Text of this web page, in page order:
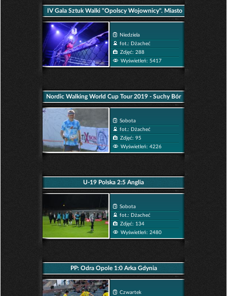
IV Gala Sztuk Walki "Opolscy Wojownicy". Miasto
Niedziela
fot.: Dżacheć
Zdjęć: 288
Wyświetleń: 5417
Nordic Walking World Cup Tour 2019 - Suchy Bór
Sobota
fot.: Dżacheć
Zdjęć: 95
Wyświetleń: 4226
U-19 Polska 2:5 Anglia
Sobota
fot.: Dżacheć
Zdjęć: 134
Wyświetleń: 2480
PP: Odra Opole 1:0 Arka Gdynia
Czwartek